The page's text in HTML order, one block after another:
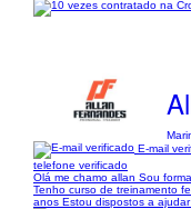
E-mail
telefone verificado
Olá me chamo allan Sou
Tenho curso de treinamento
anos Estou dispostos a